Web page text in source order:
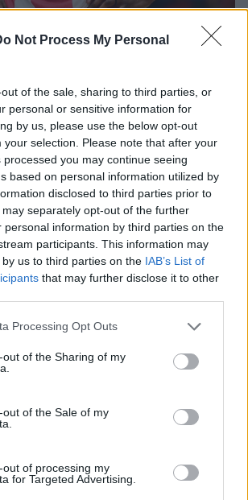
Not Process My Personal
of the sale, sharing to third parties, or
personal or sensitive information for
by us, please use the below opt-out
your selection. Please note that after your
you may continue seeing
based on personal information utilized by
disclosed to third parties prior to
separately opt-out of the further
personal information by third parties on the
participants. This information may
us to third parties on the IAB’s List of
that may further disclose it to other
website/app uses one or more Google
visit or usage behaviour. You may click to
to Google and its third-party tags to
specified purposes in below Google
Processing Opt Outs
out of the Sharing of my
out of the Sale of my
out of processing my
for Targeted Advertising.
ο Χολ, ατομικό για Φουρνιέ,
ενόψει Ντουμπάι
ακολούθησε ατομικό πρόγραμμα,
δεν συμμετείχε στη σημερινή
καθώς ταλαιπωρείται από ίωση